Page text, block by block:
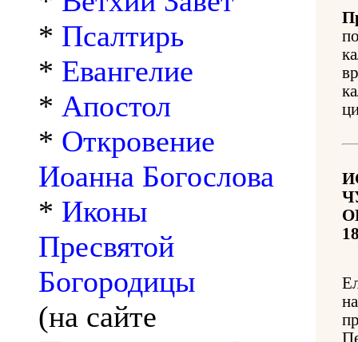
* Псалтирь
* Евангелие
* Апостол
* Откровение
Иоанна Богослова
* Иконы
Пресвятой
Богородицы
(на сайте